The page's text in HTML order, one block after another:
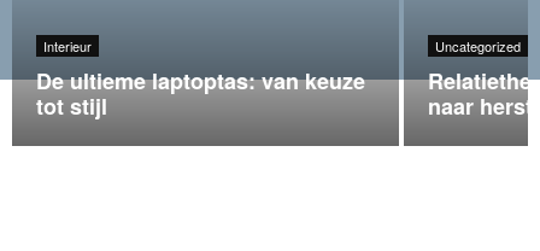
Interieur
De ultieme laptoptas: van keuze
tot stijl
Uncategorized
naar